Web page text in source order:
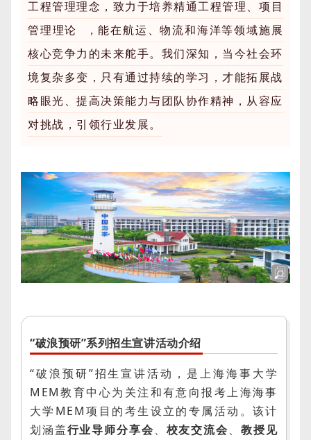
工程管理理念，致力于培养精通工程管理、 项目
管理理论
，能在航运、物流和海洋等领域施展
核心竞争力的未来舵手。我们深知，当今社会环
境复杂多变，只有通过持续的学习，才能拓展战
略眼光、提高决策能力与团队协作精神，从容应
对挑战，引领行业发展。
“破浪预研”系列招生宣讲活动介绍
“破浪预研”招生宣讲活动，是上海海事大学
MEM教育中心为关注和有意向报考上海海事
大学MEM项目的考生设立的专属活动。该计
划涵盖行业导师分享会、 校友交流会、 教授见